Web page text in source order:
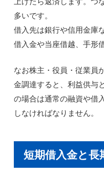
多いです。
借入先は銀行や信用金庫
借入金や当座借越、手形
なお株主・役員・従業員
金調達すると、利益供与
の場合は通常の融資や借
しなければなりません。
短期借入金と長